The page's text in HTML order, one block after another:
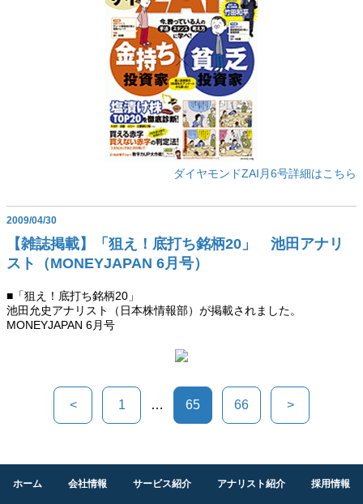
ダイヤモンドZAI月6号詳細はこちら
2009/04/30
【雑誌掲載】「狙え！底打ち銘柄20」 池田アナリ
スト（MONEYJAPAN 6月号）
■「狙え！底打ち銘柄20」
池田允史アナリスト（日本株情報部）が掲載されました。
MONEYJAPAN 6月号
< 1 … 65 66 >
ホーム 会社情報 サービス紹介 アナリスト紹介 採用情報